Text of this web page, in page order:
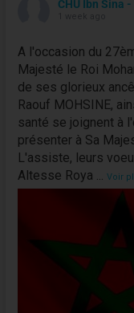
CHU Ibn Sina
A l'occasion du
Majesté le Roi
de ses glorieux
Raouf MOHSINE,
santé se joignent à
présenter à Sa
L'assiste, leurs
Altesse Roya ... Voir